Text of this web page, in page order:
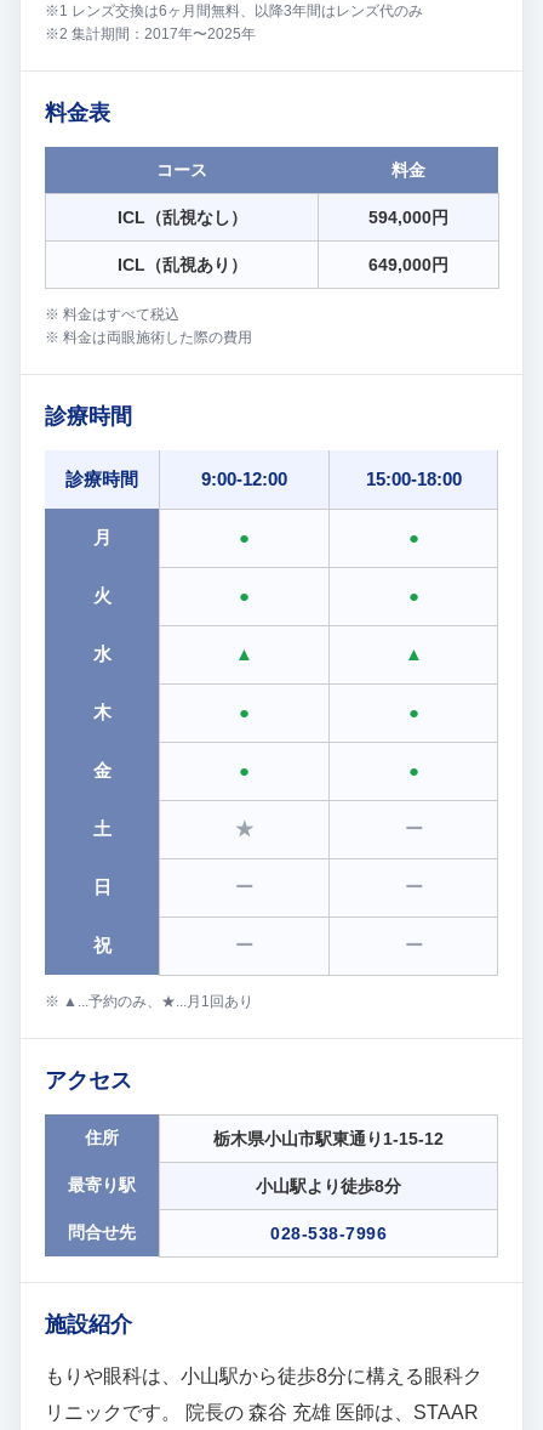
※1 レンズ交換は6ヶ月間無料、以降3年間はレンズ代のみ
※2 集計期間：2017年〜2025年
料金表
コース 料金
ICL（乱視なし） 594,000円
ICL（乱視あり） 649,000円
※ 料金はすべて税込
※ 料金は両眼施術した際の費用
診療時間
診療時間 9:00-12:00 15:00-18:00
月 ● ●
火 ● ●
水 ▲ ▲
木 ● ●
金 ● ●
土 ★ ー
日 ー ー
祝 ー ー
※ ▲...予約のみ、★...月1回あり
アクセス
住所 栃木県小山市駅東通り1-15-12
最寄り駅 小山駅より徒歩8分
問合せ先 028-538-7996
施設紹介
もりや眼科は、小山駅から徒歩8分に構える眼科ク
リニックです。 院長の 森谷 充雄 医師は、STAAR